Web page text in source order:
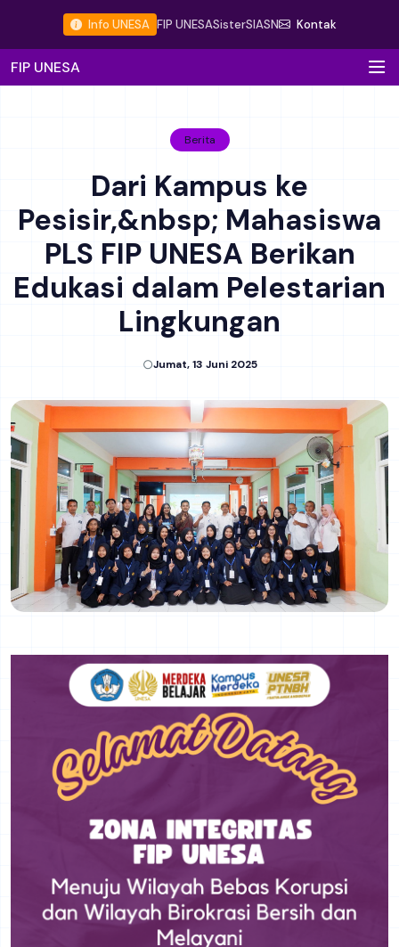
Info UNESA FIP UNESASisterSIASN Kontak
FIP UNESA
Berita
Dari Kampus ke
Pesisir,&nbsp; Mahasiswa
PLS FIP UNESA Berikan
Edukasi dalam Pelestarian
Lingkungan
Jumat, 13 Juni 2025